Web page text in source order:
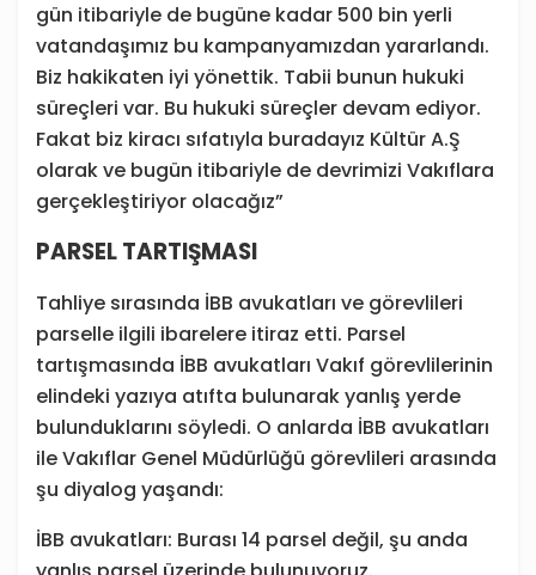
gün itibariyle de bugüne kadar 500 bin yerli
vatandaşımız bu kampanyamızdan yararlandı.
Biz hakikaten iyi yönettik. Tabii bunun hukuki
süreçleri var. Bu hukuki süreçler devam ediyor.
Fakat biz kiracı sıfatıyla buradayız Kültür A.Ş
olarak ve bugün itibariyle de devrimizi Vakıflara
gerçekleştiriyor olacağız”
PARSEL TARTIŞMASI
Tahliye sırasında İBB avukatları ve görevlileri
parselle ilgili ibarelere itiraz etti. Parsel
tartışmasında İBB avukatları Vakıf görevlilerinin
elindeki yazıya atıfta bulunarak yanlış yerde
bulunduklarını söyledi. O anlarda İBB avukatları
ile Vakıflar Genel Müdürlüğü görevlileri arasında
şu diyalog yaşandı:
İBB avukatları: Burası 14 parsel değil, şu anda